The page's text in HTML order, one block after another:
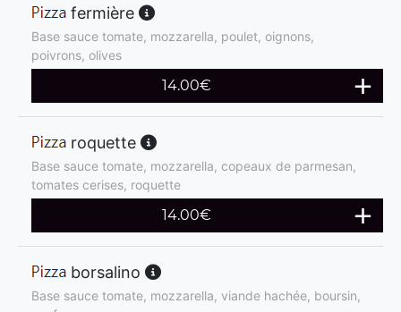
fermière
Base sauce tomate, mozzarella, poulet, oignons,
poivrons, olives
14.00€
roquette
Base sauce tomate, mozzarella, copeaux de parmesan,
tomates cerises, roquette
14.00€
borsalino
Base sauce tomate, mozzarella, viande hachée, boursin,